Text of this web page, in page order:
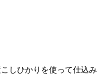
しひかりを使って仕込み